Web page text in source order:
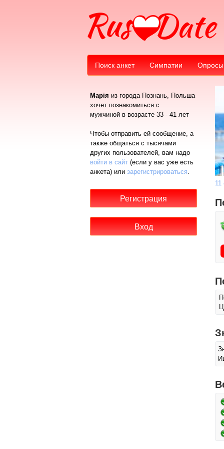
Поиск анкет Симпатии Опросы
Марія из города Познань, Польша
хочет познакомиться с
мужчиной в возрасте 33 - 41 лет
Чтобы отправить ей сообщение, а
также общаться с тысячами
других пользователей, вам надо
войти в сайт (если у вас уже есть
анкета) или зарегистрироваться.
11